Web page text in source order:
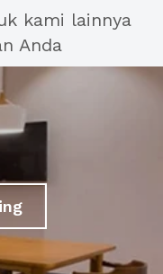
kami lainnya
Anda